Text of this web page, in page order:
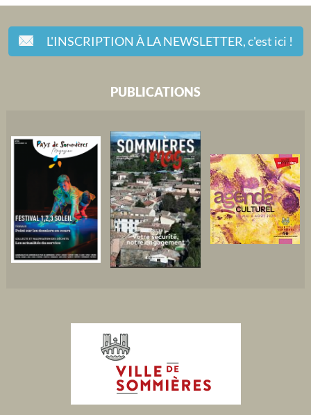
L'INSCRIPTION À LA NEWSLETTER,c'est ici !
PUBLICATIONS